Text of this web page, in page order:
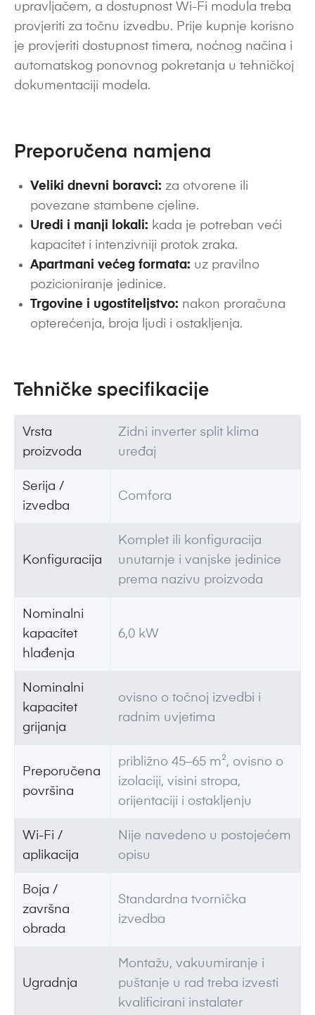
upravljačem, a dostupnost Wi-Fi modula treba
provjeriti za točnu izvedbu. Prije kupnje korisno
je provjeriti dostupnost timera, noćnog načina i
automatskog ponovnog pokretanja u tehničkoj
dokumentaciji modela.
Preporučena namjena
Veliki dnevni boravci: za otvorene ili
povezane stambene cjeline.
Uredi i manji lokali: kada je potreban veći
kapacitet i intenzivniji protok zraka.
Apartmani većeg formata: uz pravilno
pozicioniranje jedinice.
Trgovine i ugostiteljstvo: nakon proračuna
opterećenja, broja ljudi i ostakljenja.
Tehničke specifikacije
Vrsta
proizvoda
Zidni inverter split klima
uređaj
Serija /
izvedba
Comfora
Konfiguracija
Komplet ili konfiguracija
unutarnje i vanjske jedinice
prema nazivu proizvoda
Nominalni
kapacitet
hlađenja
6,0 kW
Nominalni
kapacitet
grijanja
ovisno o točnoj izvedbi i
radnim uvjetima
Preporučena
površina
približno 45–65 m², ovisno o
izolaciji, visini stropa,
orijentaciji i ostakljenju
Wi-Fi /
aplikacija
Nije navedeno u postojećem
opisu
Boja /
završna
obrada
Standardna tvornička
izvedba
Ugradnja
Montažu, vakuumiranje i
puštanje u rad treba izvesti
kvalificirani instalater